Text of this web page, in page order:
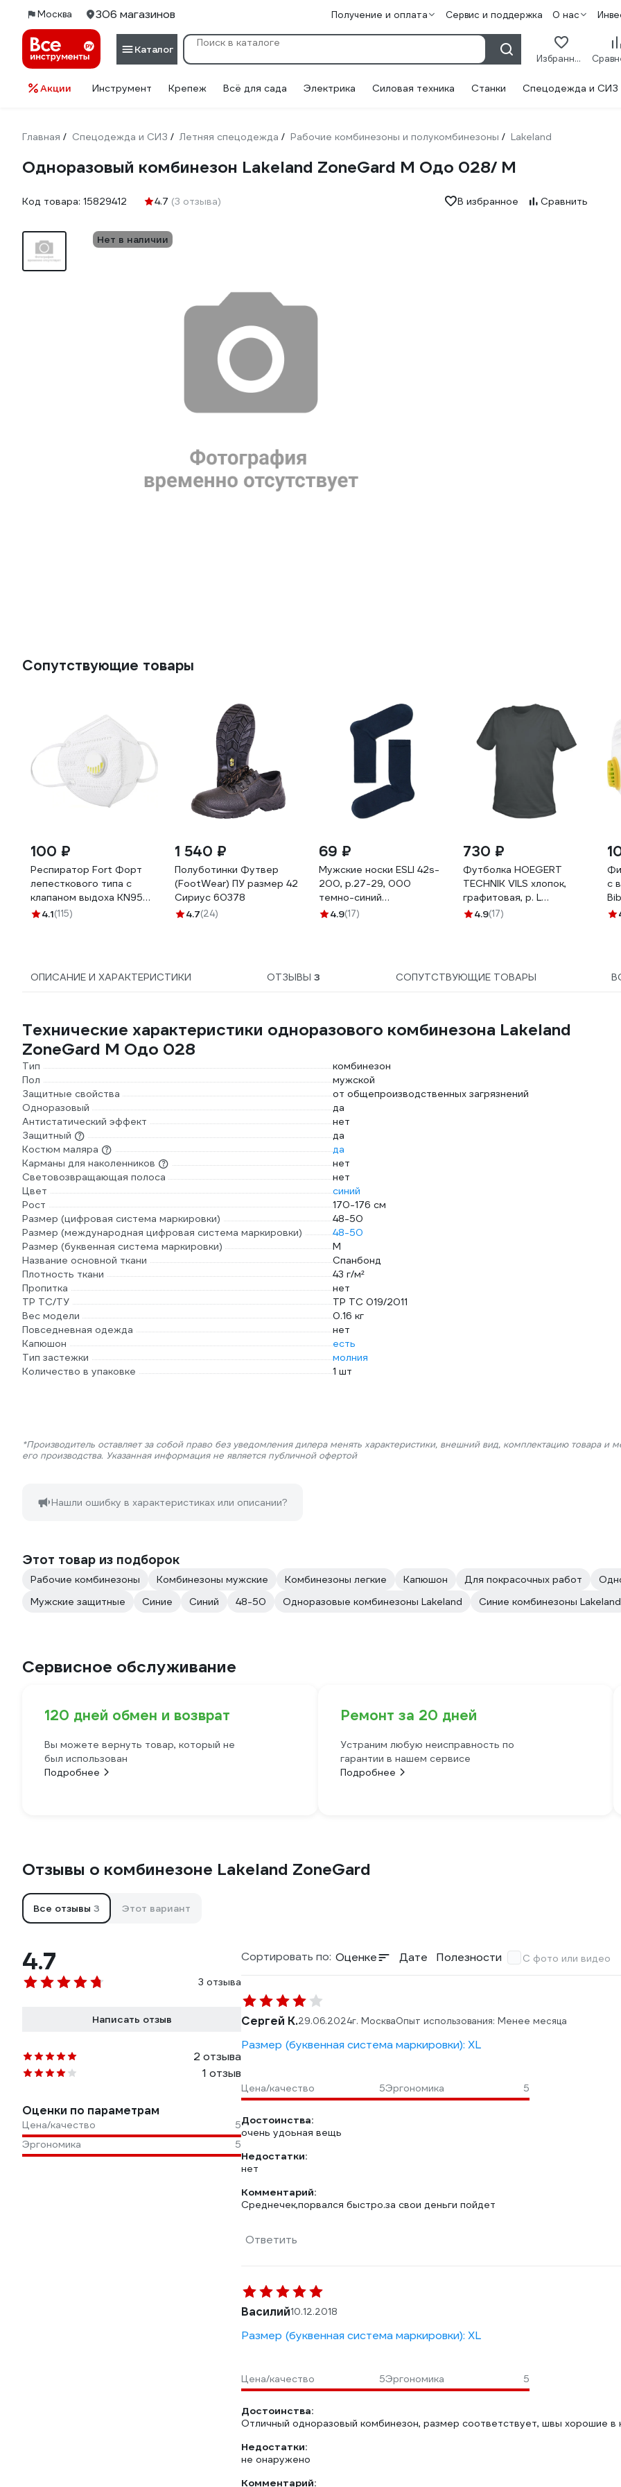
Москва 306 магазинов Получение и оплата Сервис и поддержка О нас
Каталог
Избранное
Акции Инструмент Крепеж Всё для сада Электрика Силовая техника Станки Спецодежда и СИЗ
Главная / Спецодежда и СИЗ / Летняя спецодежда / Рабочие комбинезоны и полукомбинезоны / Lakeland
Одноразовый комбинезон Lakeland ZoneGard М Одо 028/ М
Код товара: 15829412 4.7 (3 отзыва) В избранное Сравнить
Нет в наличии
Сопутствующие товары
100 ₽
Респиратор Fort Форт
лепесткового типа с
клапаном выдоха KN95
FFP2 00501455929
4.1(115)
1 540 ₽
Полуботинки Футвер
(FootWear) ПУ размер 42
Сириус 60378
4.7(24)
69 ₽
Мужские носки ESLI 42s-
200, р.27-29, 000
темно-синий
1001331520040480000
4.9(17)
730 ₽
Футболка HOEGERT
TECHNIK VILS хлопок,
графитовая, р. L
HT5K410-L
4.9(17)
с
ОПИСАНИЕ И ХАРАКТЕРИСТИКИ ОТЗЫВЫ 3 СОПУТСТВУЮЩИЕ ТОВАРЫ
Технические характеристики одноразового комбинезона Lakeland
ZoneGard М Одо 028
Тип
комбинезон
Пол
мужской
Защитные свойства
от общепроизводственных загрязнений
Одноразовый
да
Антистатический эффект
нет
Защитный
да
Костюм маляра
да
Карманы для наколенников
нет
Световозвращающая полоса
нет
Цвет
синий
Рост
170-176 см
Размер (цифровая система маркировки)
48-50
Размер (международная цифровая система маркировки)
48-50
Размер (буквенная система маркировки)
M
Название основной ткани
Спанбонд
Плотность ткани
43 г/м²
Пропитка
нет
ТР ТС/ТУ
ТР ТС 019/2011
Вес модели
0.16 кг
Повседневная одежда
нет
Капюшон
есть
Тип застежки
молния
Количество в упаковке
1 шт
*Производитель оставляет за собой право без уведомления дилера менять характеристики, внешний вид, комплектацию товара и
его производства. Указанная информация не является публичной офертой
Нашли ошибку в характеристиках или описании?
Этот товар из подборок
Рабочие комбинезоны Комбинезоны мужские Комбинезоны легкие Капюшон Для покрасочных работ
Мужские защитные
Синие Синий 48-50 Одноразовые комбинезоны Lakeland Синие комбинезоны Lakeland
Сервисное обслуживание
120 дней обмен и возврат
Вы можете вернуть товар, который не
был использован
Подробнее
Ремонт за 20 дней
Устраним любую неисправность по
гарантии в нашем сервисе
Подробнее
Отзывы о комбинезоне Lakeland ZoneGard
Все отзывы 3 Этот вариант
4.7
3 отзыва
Написать отзыв
2 отзыва
1 отзыв
Оценки по параметрам
Цена/качество
5
Эргономика
5
Сортировать по: Оценке Дате Полезности С фото или видео
Сергей К.29.06.2024г. МоскваОпыт использования: Менее месяца
Размер (буквенная система маркировки): XL
Цена/качество 5Эргономика 5
Достоинства:
очень удоьная вещь
Недостатки:
нет
Комментарий:
Среднечек,порвался быстро.за свои деньги пойдет
Ответить
Василий10.12.2018
Размер (буквенная система маркировки): XL
Цена/качество 5Эргономика 5
Достоинства:
Отличный одноразовый комбинезон, размер соответствует, швы хорошие в
Недостатки:
не онаружено
Комментарий: